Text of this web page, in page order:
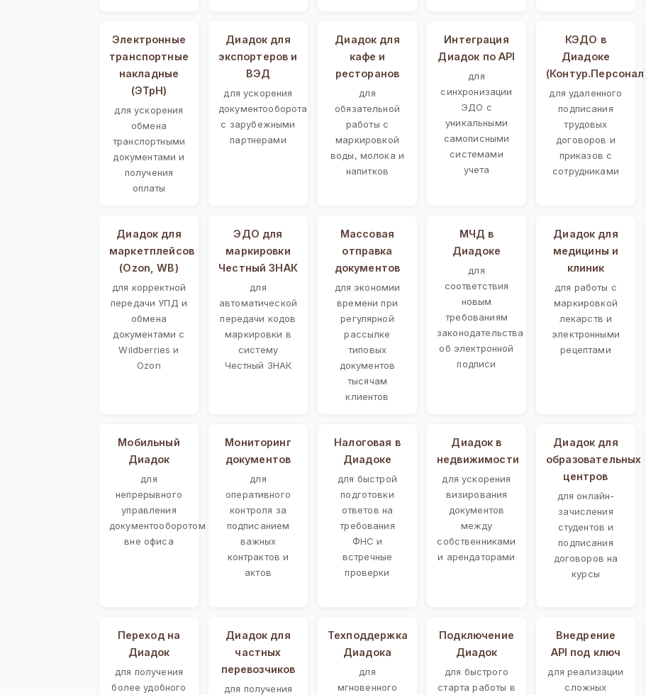
Электронные
транспортные
накладные
(ЭТрН)
для ускорения
обмена
транспортными
документами и
получения
оплаты
Диадок для
экспортеров и
ВЭД
для ускорения
документооборота
с зарубежными
партнерами
Диадок для
кафе и
ресторанов
для
обязательной
работы с
маркировкой
воды, молока и
напитков
Интеграция
Диадок по API
для
синхронизации
ЭДО с
уникальными
самописными
системами
учета
КЭДО в
Диадоке
(Контур.Персонал)
для удаленного
подписания
трудовых
договоров и
приказов с
сотрудниками
Диадок для
маркетплейсов
(Ozon, WB)
для корректной
передачи УПД и
обмена
документами с
Wildberries и
Ozon
ЭДО для
маркировки
Честный ЗНАК
для
автоматической
передачи кодов
маркировки в
систему
Честный ЗНАК
Массовая
отправка
документов
для экономии
времени при
регулярной
рассылке
типовых
документов
тысячам
клиентов
МЧД в
Диадоке
для
соответствия
новым
требованиям
законодательства
об электронной
подписи
Диадок для
медицины и
клиник
для работы с
маркировкой
лекарств и
электронными
рецептами
Мобильный
Диадок
для
непрерывного
управления
документооборотом
вне офиса
Мониторинг
документов
для
оперативного
контроля за
подписанием
важных
контрактов и
актов
Налоговая в
Диадоке
для быстрой
подготовки
ответов на
требования
ФНС и
встречные
проверки
Диадок в
недвижимости
для ускорения
визирования
документов
между
собственниками
и арендаторами
Диадок для
образовательных
центров
для онлайн-
зачисления
студентов и
подписания
договоров на
курсы
Переход на
Диадок
для получения
более удобного
Диадок для
частных
перевозчиков
для получения
Техподдержка
Диадока
для
мгновенного
Подключение
Диадок
для быстрого
старта работы в
Внедрение
API под ключ
для реализации
сложных